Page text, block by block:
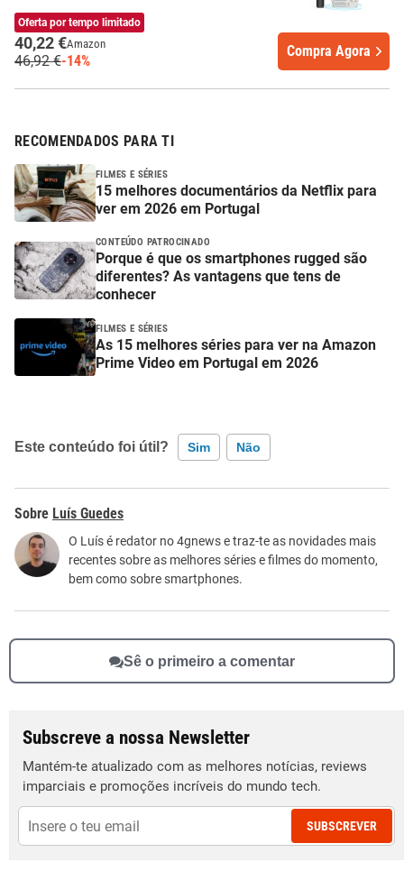
Oferta por tempo limitado
40,22 €Amazon
46,92 €-14%
Compra Agora
RECOMENDADOS PARA TI
FILMES E SÉRIES
15 melhores documentários da Netflix para
ver em 2026 em Portugal
CONTEÚDO PATROCINADO
Porque é que os smartphones rugged são
diferentes? As vantagens que tens de
conhecer
FILMES E SÉRIES
As 15 melhores séries para ver na Amazon
Prime Video em Portugal em 2026
Este conteúdo foi útil? Sim Não
Este conteúdo contém informação incorreta
Este conteúdo não tem a informação que procuro
Outro
Luís Guedes
O Luís é redator no 4gnews e traz-te as novidades mais
recentes sobre as melhores séries e filmes do momento,
bem como sobre smartphones.
Sê o primeiro a comentar
Subscreve a nossa Newsletter
Mantém-te atualizado com as melhores notícias, reviews
imparciais e promoções incríveis do mundo tech.
SUBSCREVER